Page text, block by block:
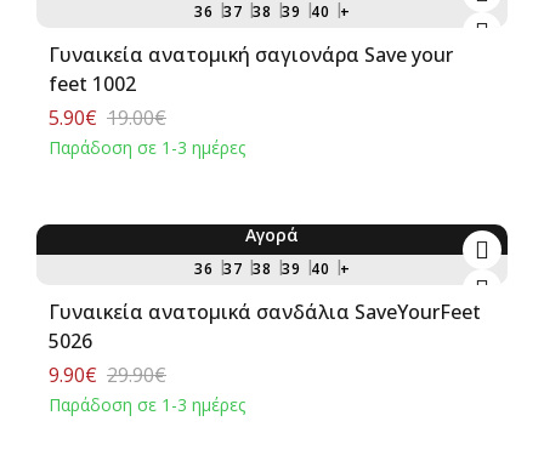
36 37 38 39 40 +
Γυναικεία ανατομική σαγιονάρα Save your
feet 1002
5.90€ 19.00€
Παράδοση σε 1-3 ημέρες
36 37 38 39 40 +
Αγορά
Γυναικεία ανατομικά σανδάλια SaveYourFeet
5026
9.90€ 29.90€
Παράδοση σε 1-3 ημέρες